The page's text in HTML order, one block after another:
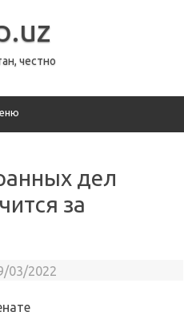
честно
дел
за
03/2022